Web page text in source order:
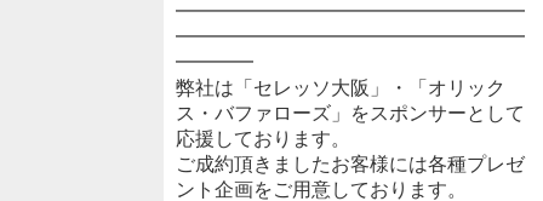
━━━━━━━━━━━━━━━━━━
━━━━━━━━━━━━━━━━━━
━━━━
弊社は「セレッソ大阪」・「オリック
ス・バファローズ」をスポンサーとして
応援しております。
ご成約頂きましたお客様には各種プレゼ
ント企画をご用意しております。